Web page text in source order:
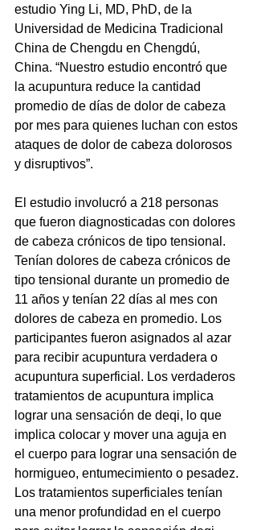
estudio Ying Li, MD, PhD, de la
Universidad de Medicina Tradicional
China de Chengdu en Chengdú,
China. “Nuestro estudio encontró que
la acupuntura reduce la cantidad
promedio de días de dolor de cabeza
por mes para quienes luchan con estos
ataques de dolor de cabeza dolorosos
y disruptivos”.
El estudio involucró a 218 personas
que fueron diagnosticadas con dolores
de cabeza crónicos de tipo tensional.
Tenían dolores de cabeza crónicos de
tipo tensional durante un promedio de
11 años y tenían 22 días al mes con
dolores de cabeza en promedio. Los
participantes fueron asignados al azar
para recibir acupuntura verdadera o
acupuntura superficial. Los verdaderos
tratamientos de acupuntura implica
lograr una sensación de deqi, lo que
implica colocar y mover una aguja en
el cuerpo para lograr una sensación de
hormigueo, entumecimiento o pesadez.
Los tratamientos superficiales tenían
una menor profundidad en el cuerpo